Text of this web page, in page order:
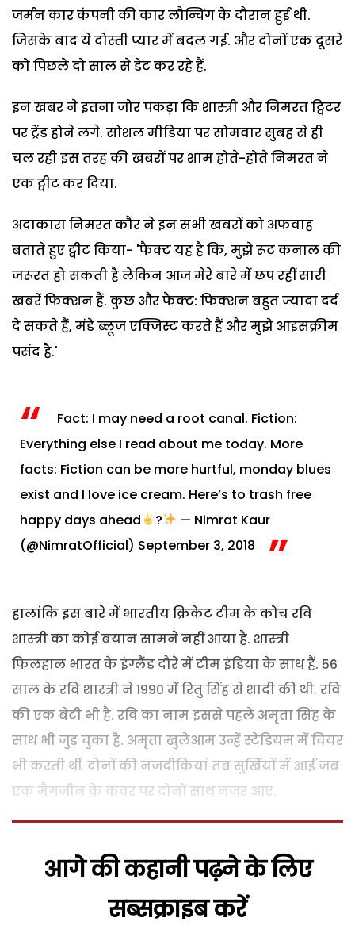
जर्मन कार कंपनी की कार लौन्चिंग के दौरान हुई थी.
जिसके बाद ये दोस्ती प्यार में बदल गई. और दोनों एक दूसरे
को पिछले दो साल से डेट कर रहे हैं.
इन खबर ने इतना जोर पकड़ा कि शास्त्री और निमरत ट्विटर
पर ट्रेंड होने लगे. सोशल मीडिया पर सोमवार सुबह से ही
चल रही इस तरह की खबरों पर शाम होते-होते निमरत ने
एक ट्वीट कर दिया.
अदाकारा निमरत कौर ने इन सभी खबरों को अफवाह
बताते हुए ट्वीट किया- 'फैक्ट यह है कि, मुझे रूट कनाल की
जरूरत हो सकती है लेकिन आज मेरे बारे में छप रहीं सारी
खबरें फिक्शन हैं. कुछ और फैक्ट: फिक्शन बहुत ज्यादा दर्द
दे सकते हैं, मंडे ब्लूज एक्जिस्ट करते हैं और मुझे आइसक्रीम
पसंद है.'
Fact: I may need a root canal. Fiction:
Everything else I read about me today. More
facts: Fiction can be more hurtful, monday blues
exist and I love ice cream. Here’s to trash free
happy days ahead
?
— Nimrat Kaur
(@NimratOfficial) September 3, 2018
हालांकि इस बारे में भारतीय क्रिकेट टीम के कोच रवि
शास्त्री का कोई बयान सामने नहीं आया है. शास्त्री
फिलहाल भारत के इंग्लैंड दौरे में टीम इंडिया के साथ हैं. 56
साल के रवि शास्त्री ने 1990 में रितु सिंह से शादी की थी. रवि
की एक बेटी भी है. रवि का नाम इससे पहले अमृता सिंह के
साथ भी जुड़ चुका है. अमृता खुलेआम उन्हें स्टेडियम में चियर
भी करती थीं. दोनों की नजदीकियां तब सुर्खियों में आईं जब
एक मैगजीन के कवर पर दोनों साथ नजर आए.
आगे की कहानी पढ़ने के लिए
सब्सक्राइब करें